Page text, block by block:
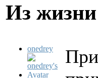
Из жизни
onedrey